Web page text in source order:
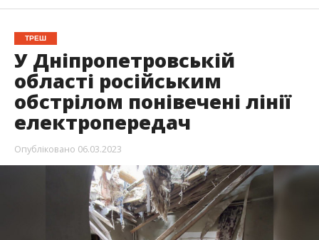
ТРЕШ
У Дніпропетровській
області російським
обстрілом понівечені лінії
електропередач
Опубліковано 06.03.2023